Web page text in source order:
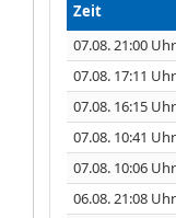
Zeit
07.08. 21:00 Uhr
07.08. 17:11 Uhr
07.08. 16:15 Uhr
07.08. 10:41 Uhr
07.08. 10:06 Uhr
06.08. 21:08 Uhr